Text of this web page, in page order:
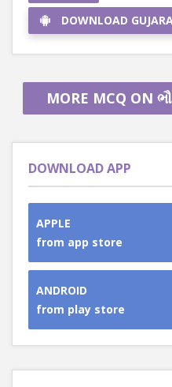
DOWNLOAD
MORE MCQ ON
DOWNLOAD APP
APPLE
from app store
ANDROID
from play store